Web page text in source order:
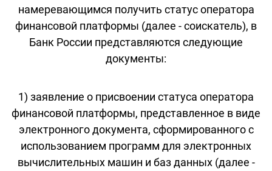
намеревающимся получить статус оператора
финансовой платформы (далее - соискатель), в
Банк России представляются следующие
документы:
1) заявление о присвоении статуса оператора
финансовой платформы, представленное в виде
электронного документа, сформированного с
использованием программ для электронных
вычислительных машин и баз данных (далее -